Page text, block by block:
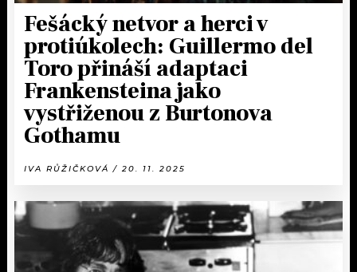
MIX
OSTATNÍ
Fešácký netvor a herci v
protiúkolech: Guillermo del
Toro přináší adaptaci
Frankensteina jako
vystřiženou z Burtonova
Gothamu
IVA RŮŽIČKOVÁ / 20. 11. 2025